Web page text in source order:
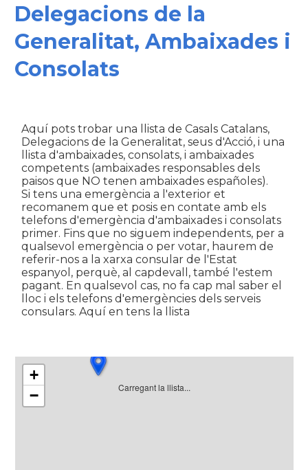
Delegacions de la
Generalitat, Ambaixades i
Consolats
Aquí pots trobar una llista de Casals Catalans,
Delegacions de la Generalitat, seus d'Acció, i una
llista d'ambaixades, consolats, i ambaixades
competents (ambaixades responsables dels
paisos que NO tenen ambaixades españoles).
Si tens una emergència a l'exterior et
recomanem que et posis en contate amb els
telefons d'emergència d'ambaixades i consolats
primer. Fins que no siguem independents, per a
qualsevol emergència o per votar, haurem de
referir-nos a la xarxa consular de l'Estat
espanyol, perquè, al capdevall, també l'estem
pagant. En qualsevol cas, no fa cap mal saber el
lloc i els telefons d'emergències dels serveis
consulars. Aquí en tens la llista
Carregant la llista...
+
−